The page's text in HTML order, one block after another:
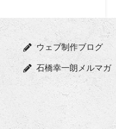
ウェブ制作ブログ
石橋幸一朗メルマガ